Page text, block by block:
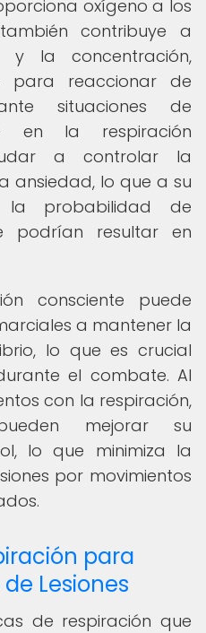
oxígeno a los
contribuye a
la concentración,
para reaccionar de
situaciones de
en la respiración
a controlar la
ansiedad, lo que a su
la probabilidad de
podrían resultar en
consciente puede
a mantener la
lo que es crucial
el combate. Al
con la respiración,
mejorar su
lo que minimiza la
por movimientos
para
Lesiones
de respiración que